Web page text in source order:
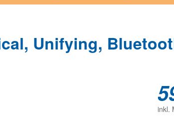
Unifying,
inkl.